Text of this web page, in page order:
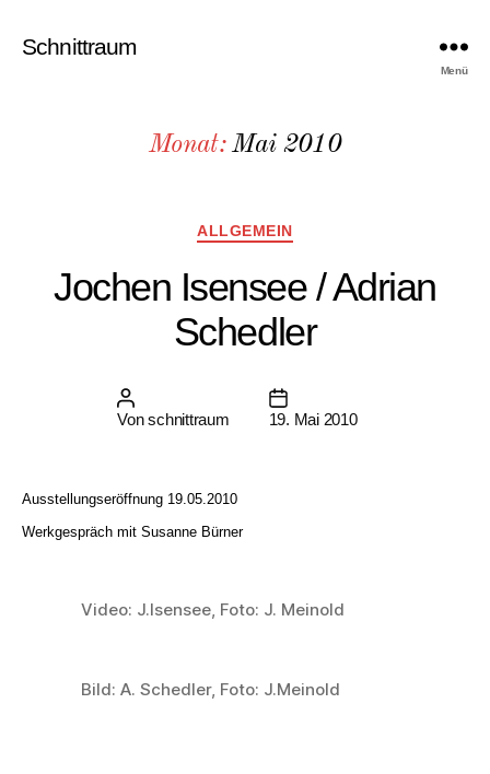
Schnittraum
Menü
Monat: Mai 2010
Kategorien
ALLGEMEIN
Jochen Isensee / Adrian
Schedler
Beitragsautor
Vonschnittraum
19. Mai 2010
Ausstellungseröffnung 19.05.2010
Werkgespräch mit Susanne Bürner
Video: J.Isensee, Foto: J. Meinold
Bild: A. Schedler, Foto: J.Meinold